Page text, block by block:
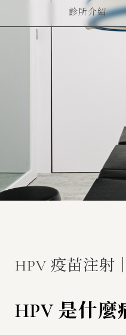
診所介紹
HPV 疫苗注射
HPV 是什